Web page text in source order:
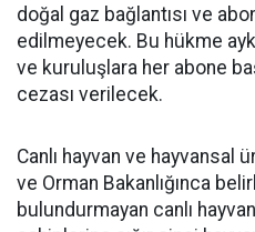
doğal gaz bağlantısı ve
edilmeyecek. Bu hükme
ve kuruluşlara her abone
cezası verilecek.
Canlı hayvan ve hayvansal
ve Orman Bakanlığınca
bulundurmayan canlı